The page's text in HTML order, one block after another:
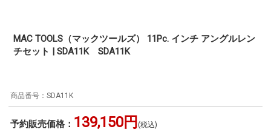
MAC TOOLS（マックツールズ） 11Pc. インチ アングルレン
チセット | SDA11K SDA11K
SDA11K
予約販売価格： 139,150円 (税込)